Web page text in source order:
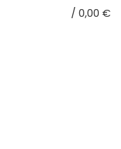
/ 0,00 €